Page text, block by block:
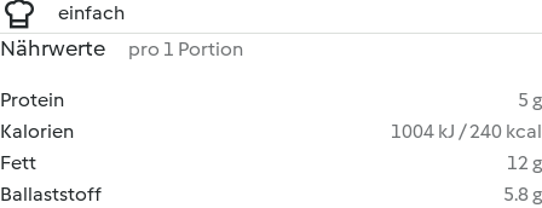
einfach
Nährwerte pro 1 Portion
Protein
5 g
Kalorien
1004 kJ / 240 kcal
Fett
12 g
Ballaststoff
5.8 g